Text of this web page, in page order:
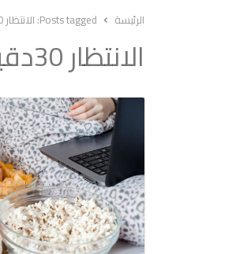
الرئيسة Posts tagged: الانتظار 30دقيقة
الانتظار 30دقيقة